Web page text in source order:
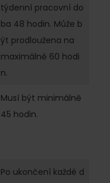
týdenní pracovní do
ba 48 hodin. Může b
ýt prodloužena na
maximálně 60 hodi
n.
Musí být minimálně
45 hodin.
Po ukončení každé d